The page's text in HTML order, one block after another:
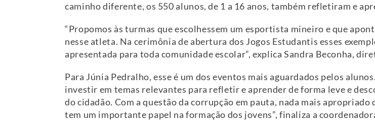
caminho diferente, os 550 alunos, de 1 a 16 anos, também refletiram e
“Propomos às turmas que escolhessem um esportista mineiro e que
nesse atleta. Na cerimônia de abertura dos Jogos Estudantis esses
apresentada para toda comunidade escolar”, explica Sandra Beconha,
Para Júnia Pedralho, esse é um dos eventos mais aguardados pelos
investir em temas relevantes para refletir e aprender de forma leve e
do cidadão. Com a questão da corrupção em pauta, nada mais
tem um importante papel na formação dos jovens”, finaliza a